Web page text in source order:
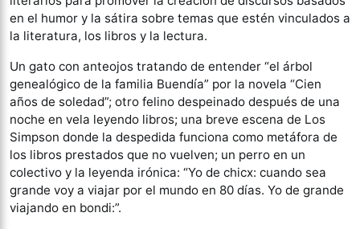
en el humor y la sátira sobre temas que estén vinculados a
la literatura, los libros y la lectura.
Un gato con anteojos tratando de entender “el árbol
genealógico de la familia Buendía” por la novela “Cien
años de soledad”; otro felino despeinado después de una
noche en vela leyendo libros; una breve escena de Los
Simpson donde la despedida funciona como metáfora de
los libros prestados que no vuelven; un perro en un
colectivo y la leyenda irónica: “Yo de chicx: cuando sea
grande voy a viajar por el mundo en 80 días. Yo de grande
viajando en bondi:”.